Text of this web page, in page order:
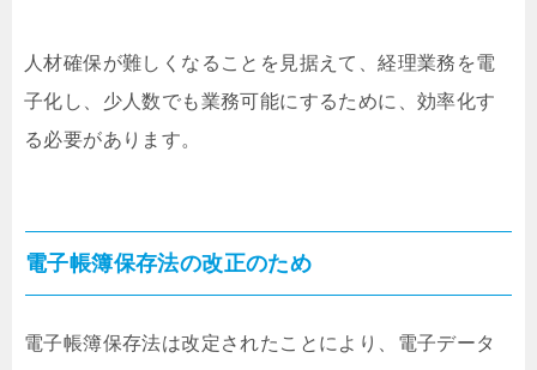
人材確保が難しくなることを見据えて、経理業務を電
子化し、少人数でも業務可能にするために、効率化す
る必要があります。
電子帳簿保存法の改正のため
電子帳簿保存法は改定されたことにより、電子データ